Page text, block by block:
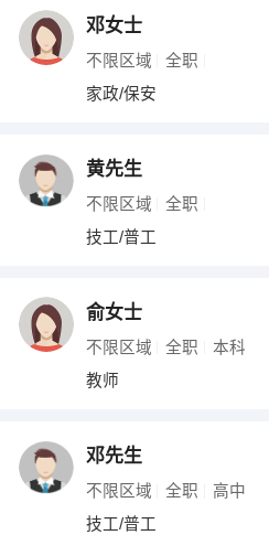
邓女士
不限区域 全职
家政/保安
黄先生
不限区域 全职
技工/普工
俞女士
不限区域 全职 本科
教师
邓先生
不限区域 全职 高中
技工/普工